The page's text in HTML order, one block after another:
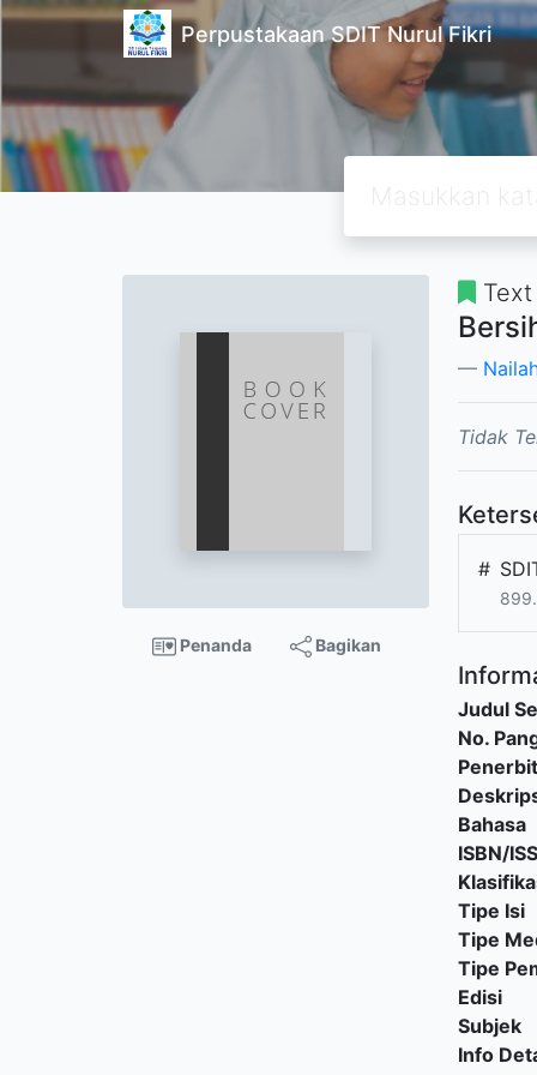
Perpustakaan SDIT Nurul Fikri
Penanda Bagikan
Text
Tidak
#
Judul
No.
Penerbit
Bahasa
ISBN/
Tipe Isi
Tipe
Tipe
Edisi
Subjek
Info